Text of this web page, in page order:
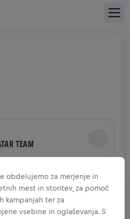
TEAM
0,00 $ CILJ
obdelujemo za merjenje in
mest in storitev, za pomoč
kampanjah ter za
vsebine in oglaševanja. S